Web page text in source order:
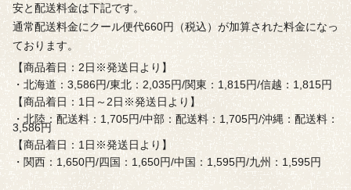
安と配送料金は下記です。
通常配送料金にクール便代660円（税込）が加算された料金になっ
ております。
【商品着日：2日※発送日より】
・北海道：3,586円/東北：2,035円/関東：1,815円/信越：1,815円
【商品着日：1日～2日※発送日より】
・北陸：配送料：1,705円/中部：配送料：1,705円/沖縄：配送料：
3,586円
【商品着日：1日※発送日より】
・関西：1,650円/四国：1,650円/中国：1,595円/九州：1,595円